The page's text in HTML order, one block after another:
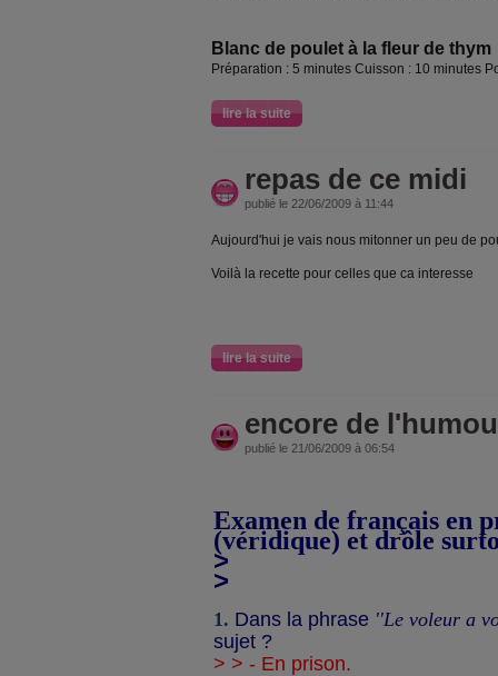
Blanc de poulet à la fleur de thym
Préparation : 5 minutes Cuisson : 10 minutes
lire la suite
repas de ce midi
publié le 22/06/2009 à 11:44
Aujourd'hui je vais nous mitonner un peu de
Voilà la recette pour celles que ca interesse
lire la suite
encore de
publié le 21/06/2009 à 06:54
Examen de français en
(véridique) et drôle
>
>
1. Dans la phrase ''Le voleur a
sujet ?
> > - En prison.